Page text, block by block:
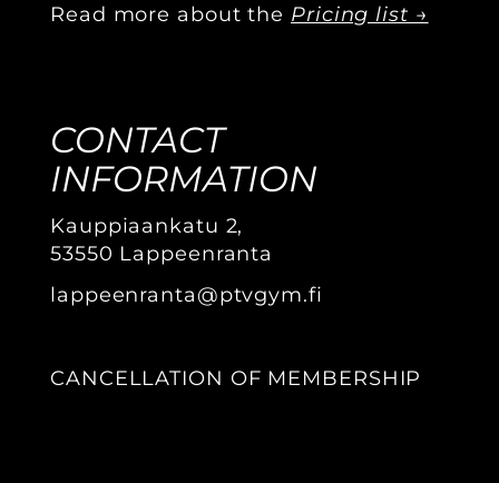
Read more about the Pricing list →
CONTACT
INFORMATION
Kauppiaankatu 2,
​​​​​​​53550 Lappeenranta
lappeenranta@ptvgym.fi
CANCELLATION OF MEMBERSHIP